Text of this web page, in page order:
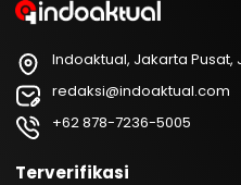
Indoaktual, Jakarta Pusat,
redaksi@indoaktual.com
+62 878-7236-5005
Terverifikasi